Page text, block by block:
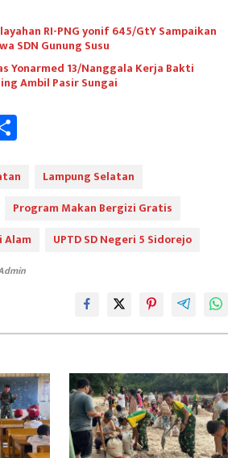
RI-PNG yonif 645/GtY Sampaikan
SDN Gunung Susu
Yonarmed 13/Nanggala Kerja Bakti
Ambil Pasir Sungai
e
Lampung Selatan
Program Makan Bergizi Gratis
Alam
UPTD SD Negeri 5 Sidorejo